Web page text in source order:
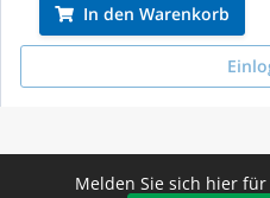
In den Warenkorb
Melden Sie sich hier